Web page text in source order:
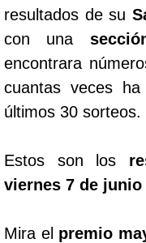
resultados de su
con una
encontrara
cuantas veces
últimos 30 sorteos.
Estos son los
viernes 7 de junio
Mira el premio